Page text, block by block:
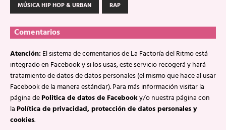
MÚSICA HIP HOP & URBAN
RAP
Comentarios
Atención:El sistema de comentarios de La Factoría del Ritmo está
integrado en Facebook y si los usas, este servicio recogerá y hará
tratamiento de datos de datos personales (el mismo que hace al usar
Facebook de la manera estándar). Para más información visitar la
página dePolitica de datos de Facebooky/o nuestra página con
laPolítica de privacidad, protección de datos personales y
cookies.